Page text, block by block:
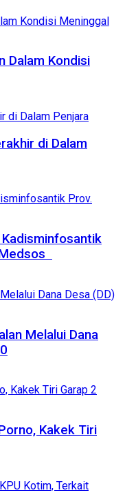
Dalam Kondisi
di Dalam
Melalui Dana
Kakek Tiri